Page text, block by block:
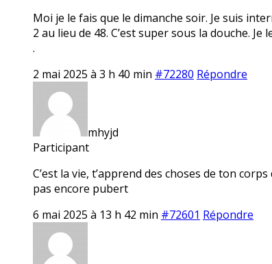
Moi je le fais que le dimanche soir. Je suis
2 au lieu de 48. C’est super sous la douche.
.
2 mai 2025 à 3 h 40 min #72280 Répondre
mhyjd
Participant
C’est la vie, t’apprend des choses de ton
pas encore pubert
6 mai 2025 à 13 h 42 min #72601 Répondre